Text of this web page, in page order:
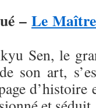
– Le
Sen, le
son art,